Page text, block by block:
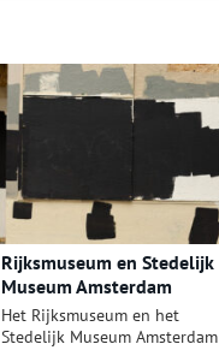
Rijksmuseum en Stedelijk
Museum Amsterdam
verwerven foto’s van Carrie
Mae Weems
Het Rijksmuseum en het
Stedelijk Museum Amsterdam